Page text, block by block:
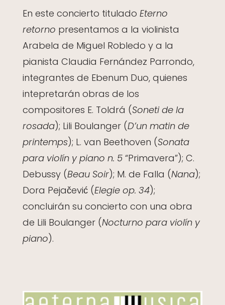
En este concierto titulado Eterno
retorno presentamos a la violinista
Arabela de Miguel Robledo y a la
pianista Claudia Fernández Parrondo,
integrantes de Ebenum Duo, quienes
intepretarán obras de los
compositores E. Toldrá (Soneti de la
rosada); Lili Boulanger (D’un matin de
printemps); L. van Beethoven (Sonata
para violín y piano n. 5“Primavera”); C.
Debussy (Beau Soir); M. de Falla (Nana);
Dora Pejačević (Elegie op. 34);
concluirán su concierto con una obra
de Lili Boulanger (Nocturno para violín y
piano).